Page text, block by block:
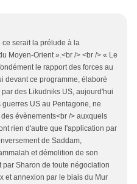
ce serait la prélude à la
Moyen-Orient ».<br /> <br /> « Le
le rapport des forces au
devant ce programme, élaboré
des Likudniks US, aujourd'hui
US au Pentagone, ne
évènements<br /> auxquels
rien d'autre que l'application par
de Saddam,
et démolition de son
par Sharon de toute négociation
et annexion par le biais du Mur